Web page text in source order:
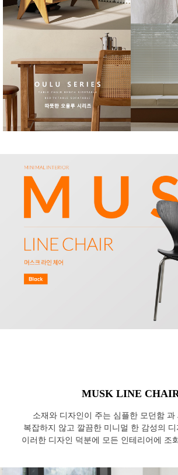
MUSK LINE
소재와 디자인이 주는 심플한 모던함 과
복잡하지 않고 깔끔한 미니멀 한 감성의
이러한 디자인 덕분에 모든 인테리어에 조